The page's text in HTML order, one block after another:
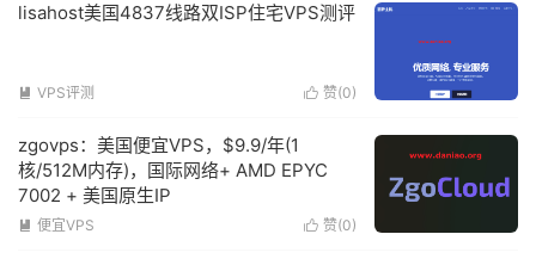
lisahost美国4837线路双ISP住宅VPS测评
 赞(0)
 VPS评测
zgovps：美国便宜VPS，$9.9/年(1
核/512M内存)，国际网络+ AMD EPYC
7002 + 美国原生IP
 赞(0)
 便宜VPS